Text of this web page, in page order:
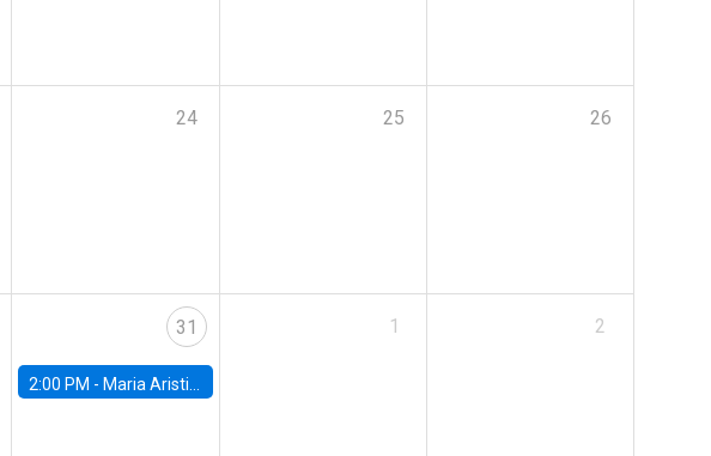
24 25 26
31
2:00 PM - Maria Aristizabal-Ramirez, FED Board
1 2